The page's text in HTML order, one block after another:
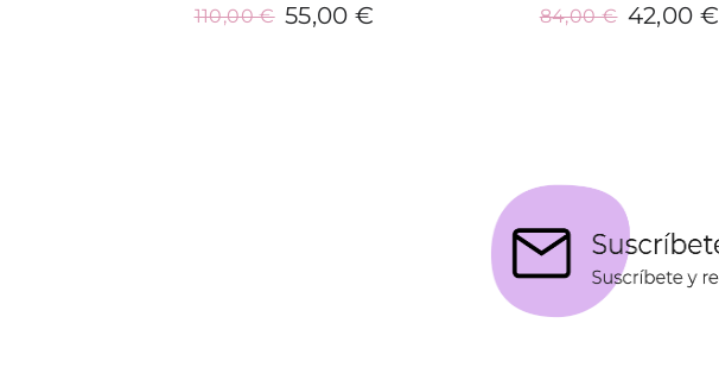
55,00 €
110,00 € 42,00 €
84,00 €